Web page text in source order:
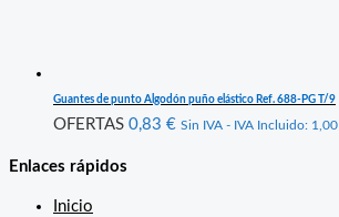
Guantes de punto Algodón puño elástico Ref. 688-PG T/9
OFERTAS 0,83 € Sin IVA - IVA Incluido: 1,00
Enlaces rápidos
Inicio